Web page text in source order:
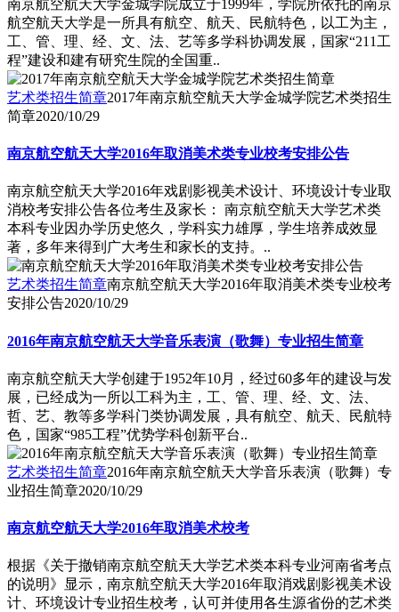
南京航空航天大学金城学院成立于1999年，学院所依托的南京
航空航天大学是一所具有航空、航天、民航特色，以工为主，
工、管、理、经、文、法、艺等多学科协调发展，国家“211工
程”建设和建有研究生院的全国重..
艺术类招生简章2017年南京航空航天大学金城学院艺术类招生
简章2020/10/29
南京航空航天大学2016年取消美术类专业校考安排公告
南京航空航天大学2016年戏剧影视美术设计、环境设计专业取
消校考安排公告各位考生及家长： 南京航空航天大学艺术类
本科专业因办学历史悠久，学科实力雄厚，学生培养成效显
著，多年来得到广大考生和家长的支持。..
艺术类招生简章南京航空航天大学2016年取消美术类专业校考
安排公告2020/10/29
2016年南京航空航天大学音乐表演（歌舞）专业招生简章
南京航空航天大学创建于1952年10月，经过60多年的建设与发
展，已经成为一所以工科为主，工、管、理、经、文、法、
哲、艺、教等多学科门类协调发展，具有航空、航天、民航特
色，国家“985工程”优势学科创新平台..
艺术类招生简章2016年南京航空航天大学音乐表演（歌舞）专
业招生简章2020/10/29
南京航空航天大学2016年取消美术校考
根据《关于撤销南京航空航天大学艺术类本科专业河南省考点
的说明》显示，南京航空航天大学2016年取消戏剧影视美术设
计、环境设计专业招生校考，认可并使用各生源省份的艺术类